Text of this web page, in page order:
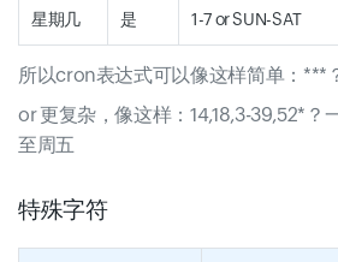
所以cron表达式可以像这样简单：***
or 更复杂，像这样：14,18,3-39,52*？
至周五
星期几 是 1-7 or SUN-SAT
特殊字符